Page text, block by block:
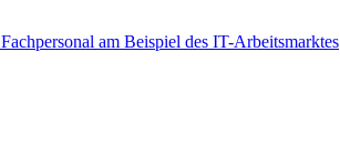
am Beispiel des IT-Arbeitsmarktes